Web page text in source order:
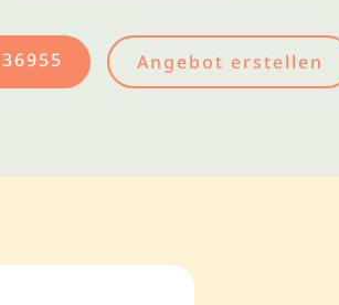
Angebot erstellen